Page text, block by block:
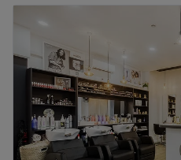
Jeudi
Vendredi
Samedi
Dimanche
F.monsalon est un très joli